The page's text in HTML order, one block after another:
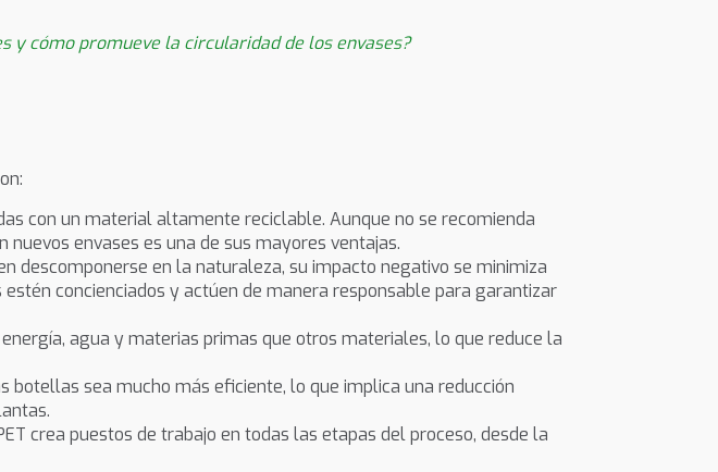
y cómo promueve la circularidad de los envases?
con un material altamente reciclable. Aunque no se recomienda
envases es una de sus mayores ventajas.
descomponerse en la naturaleza, su impacto negativo se minimiza
concienciados y actúen de manera responsable para garantizar
agua y materias primas que otros materiales, lo que reduce la
botellas sea mucho más eficiente, lo que implica una reducción
crea puestos de trabajo en todas las etapas del proceso, desde la